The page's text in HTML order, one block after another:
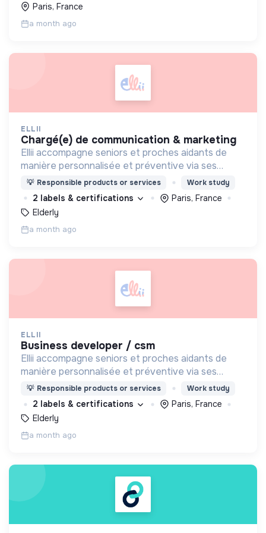
Paris, France
a month ago
ELLII
chargé(e) de communication & marketing
Ellii accompagne seniors et proches aidants de
manière personnalisée et préventive via ses
ateliers collectifs et interactifs animés en ligne
afin de rester en forme tout en s'amusant !
💡 Responsible products or services Work study
2 labels & certifications
Paris, France
Elderly
a month ago
ELLII
business developer / csm
Ellii accompagne seniors et proches aidants de
manière personnalisée et préventive via ses
ateliers collectifs et interactifs animés en ligne
afin de rester en forme tout en s'amusant !
💡 Responsible products or services Work study
2 labels & certifications
Paris, France
Elderly
a month ago